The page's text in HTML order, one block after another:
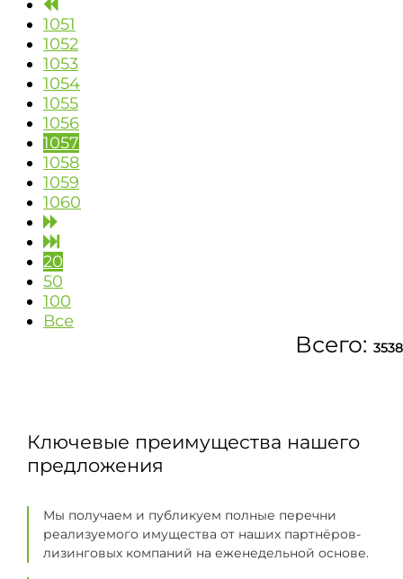
1051
1052
1053
1054
1055
1056
1057
1058
1059
1060
20
50
100
Все
Всего:
Ключевые преимущества нашего
предложения
Мы получаем и публикуем полные перечни
реализуемого имущества от наших партнёров-
лизинговых компаний на еженедельной основе.